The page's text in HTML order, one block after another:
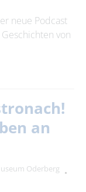
neue Podcast
von
an
Oderberg